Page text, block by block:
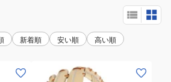
新着順 安い順 高い順